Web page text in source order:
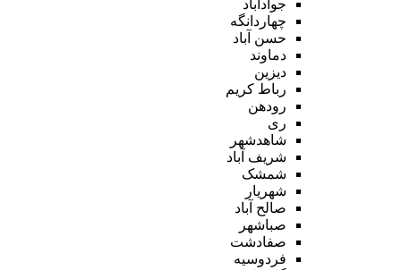
جوادآباد
چهاردانگه
حسن آباد
دماوند
دیزین
رباط کریم
رودهن
ری
شاهدشهر
شریف آباد
شمشک
شهریار
صالح آباد
صباشهر
صفادشت
فردوسیه